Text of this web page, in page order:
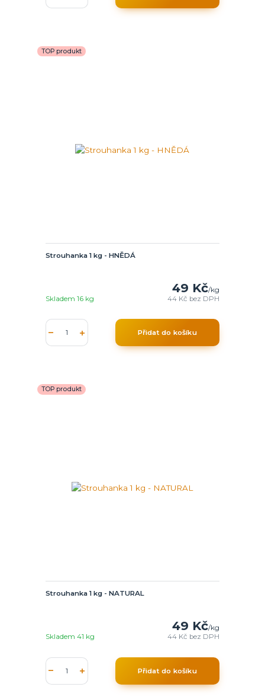
TOP produkt
Strouhanka 1 kg - HNĚDÁ
49 Kč/kg
44 Kč bez DPH
Skladem 16 kg
Přidat do košíku
TOP produkt
Strouhanka 1 kg - NATURAL
49 Kč/kg
44 Kč bez DPH
Skladem 41 kg
Přidat do košíku